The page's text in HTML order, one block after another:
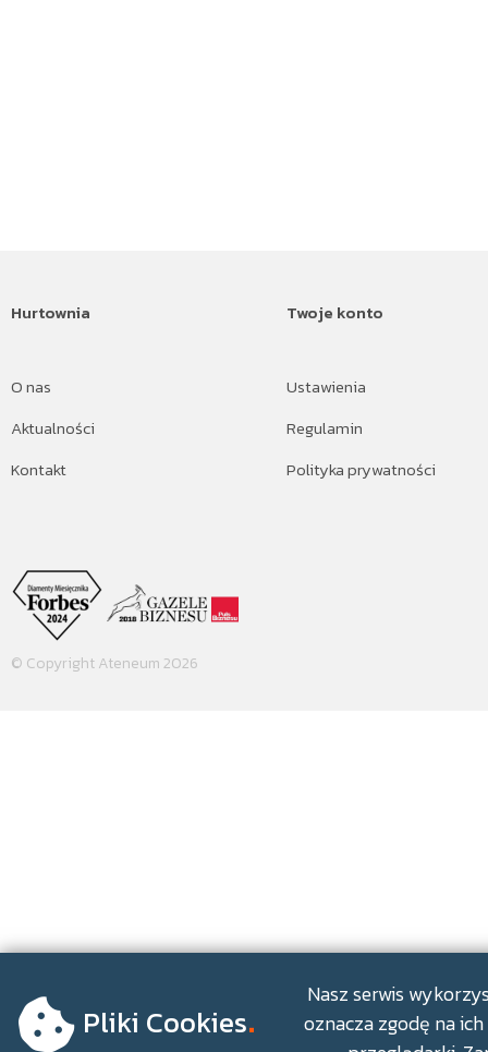
Hurtownia
O nas
Aktualności
Kontakt
Twoje konto
Ustawienia
Regulamin
Polityka prywatności
© Copyright Ateneum 2026
Pliki Cookies.
Nasz serwis
oznacza zgodę na